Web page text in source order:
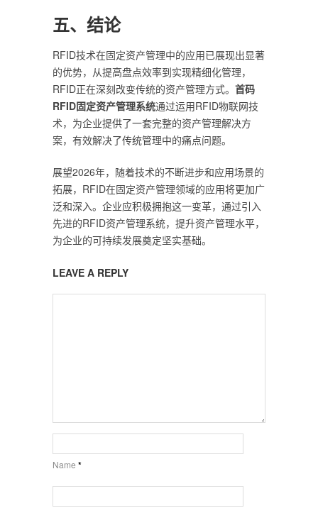
五、结论
RFID技术在固定资产管理中的应用已展现出显著
的优势，从提高盘点效率到实现精细化管理，
RFID正在深刻改变传统的资产管理方式。 首码
RFID固定资产管理系统通过运用RFID物联网技
术，为企业提供了一套完整的资产管理解决方
案，有效解决了传统管理中的痛点问题。
展望2026年，随着技术的不断进步和应用场景的
拓展，RFID在固定资产管理领域的应用将更加广
泛和深入。企业应积极拥抱这一变革，通过引入
先进的RFID资产管理系统，提升资产管理水平，
为企业的可持续发展奠定坚实基础。
LEAVE A REPLY
Name *